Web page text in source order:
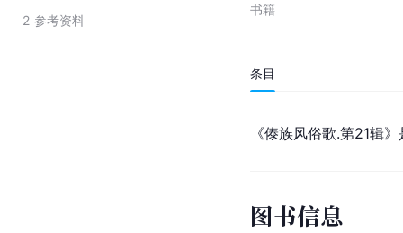
2 参考资料
书籍
条目
《傣族风俗歌.第21辑
图书信息